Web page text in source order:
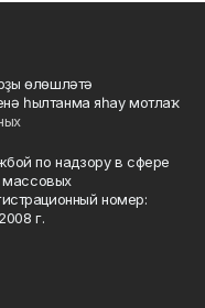
өлөшләтә
һылтанма яһау мотлаҡ.
по надзору в сфере
массовых
номер:
г.